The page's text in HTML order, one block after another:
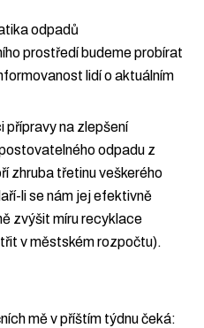
odpadů
prostředí budeme probírat
lidí o aktuálním
přípravy na zlepšení
odpadu z
zhruba třetinu veškerého
li se nám jej efektivně
zvýšit míru recyklace
v městském rozpočtu).
mě v příštím týdnu čeká: